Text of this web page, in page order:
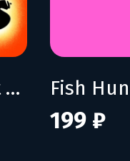
Fish Hunters: Most Lethal Fishing Simulator
199 ₽